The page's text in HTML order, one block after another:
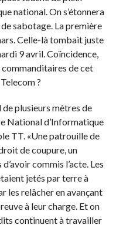
national. On s’étonnera
sabotage. La première
Celle-là tombait juste
9 avril. Coïncidence,
commanditaires de cet
?
de plusieurs mètres de
National d’Informatique
TT. «Une patrouille de
de coupure, un
commis l’acte. Les
jetés par terre à
les relâcher en avançant
à leur charge. Et on
continuent à travailler